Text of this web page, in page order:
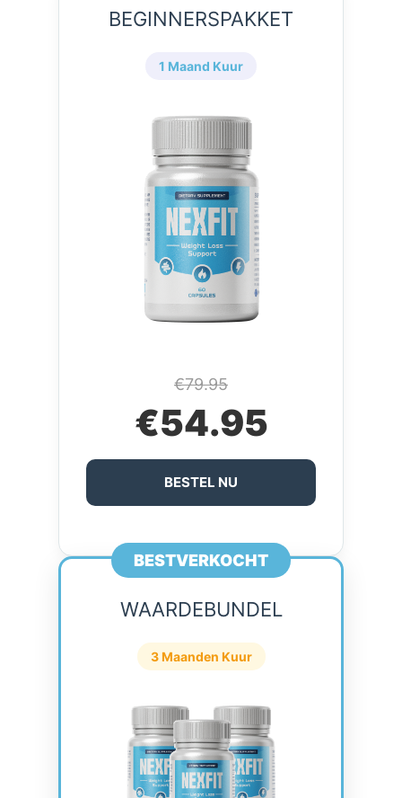
BEGINNERSPAKKET
1 Maand Kuur
€79.95
€54.95
BESTEL NU
BESTVERKOCHT
WAARDEBUNDEL
3 Maanden Kuur